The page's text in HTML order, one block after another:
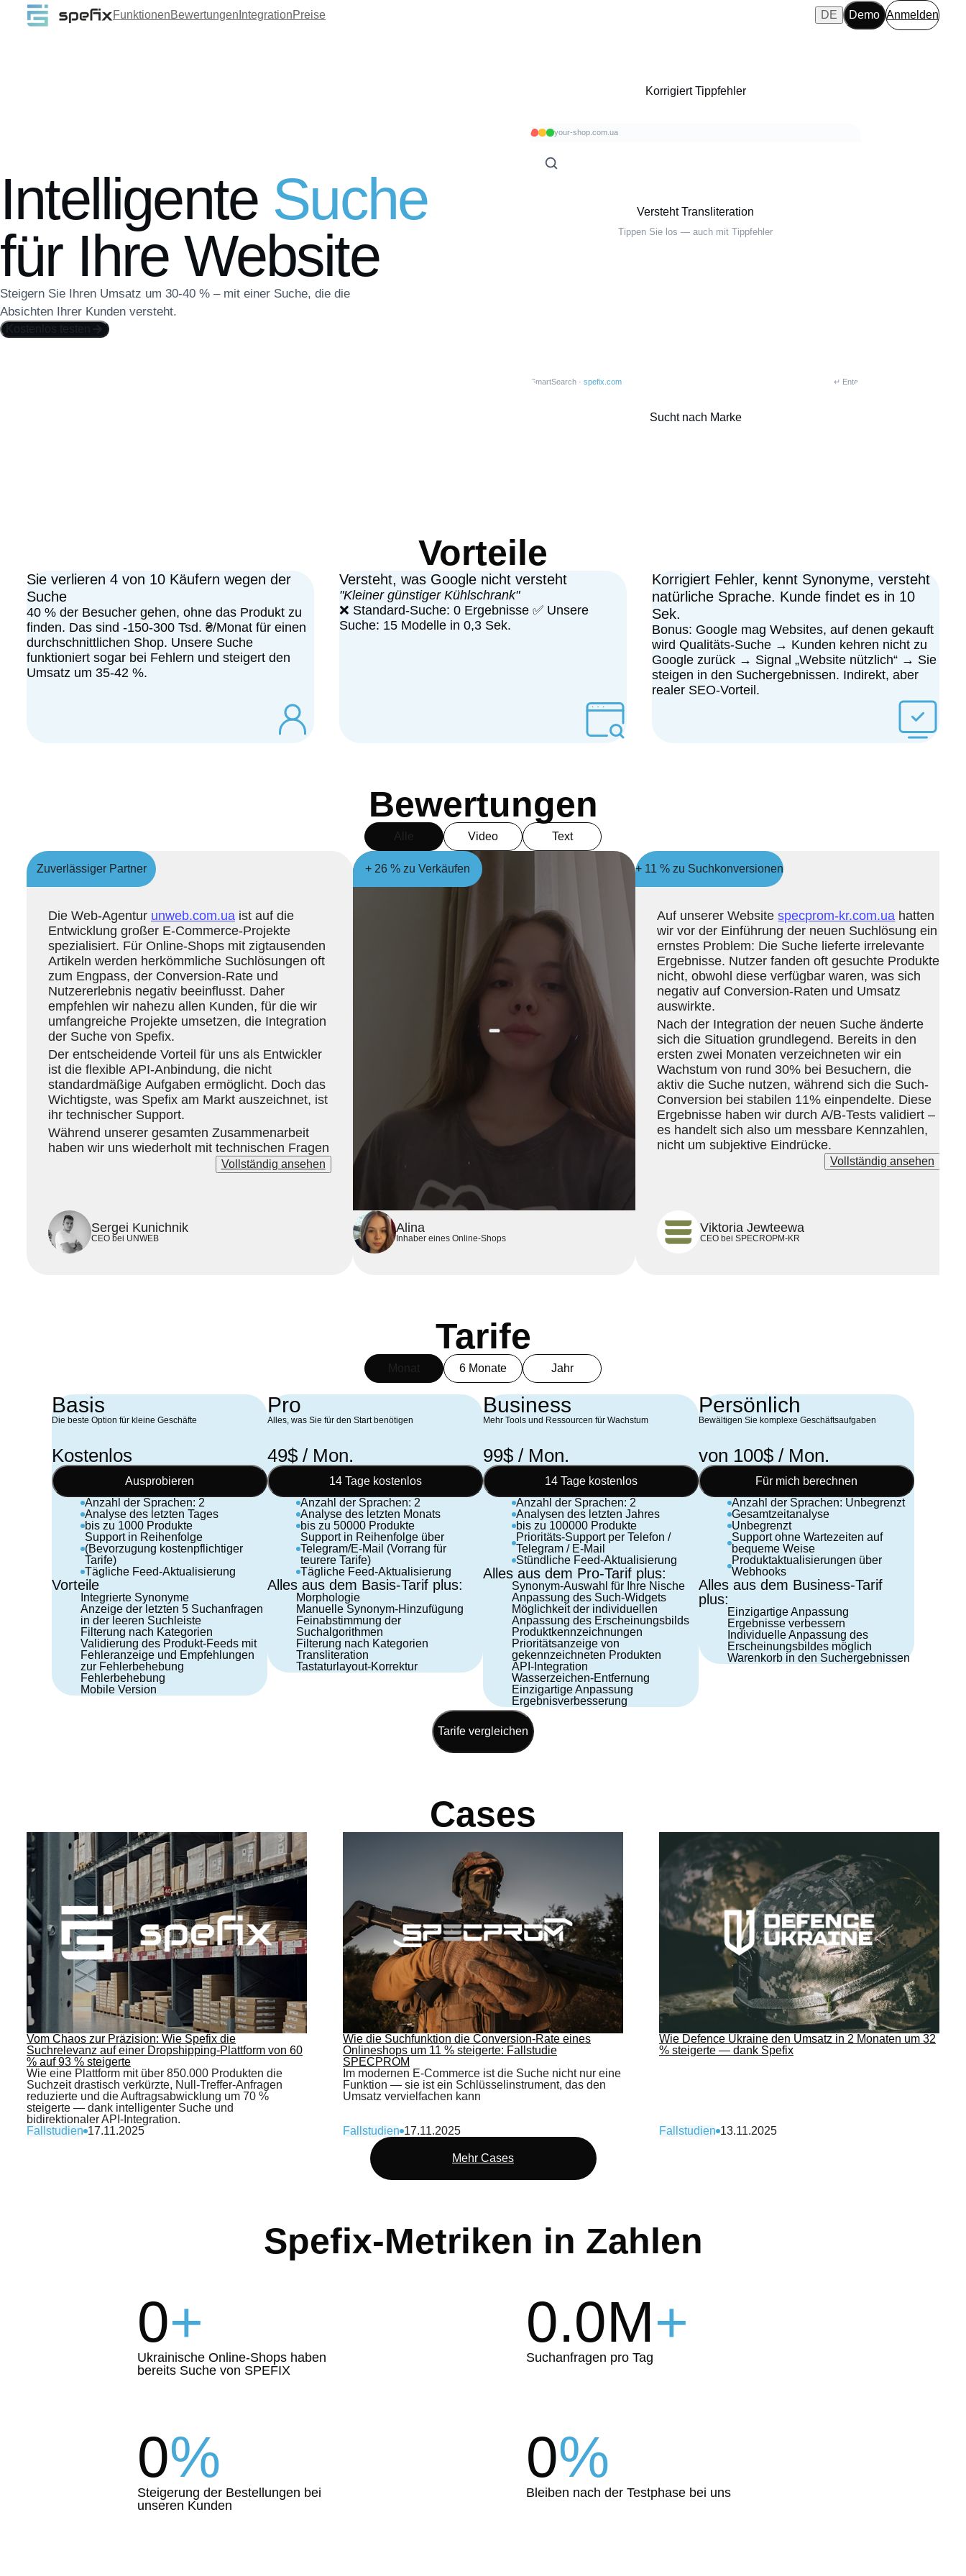
FunktionenBewertungen IntegrationPreise DE Demo Anmelden
Intelligente Suche
für Ihre Website
Steigern Sie Ihren Umsatz um 30-40 % – mit einer Suche, die die
Absichten Ihrer Kunden versteht.
Kostenlos testen
Korrigiert Tippfehler
Versteht Transliteration
Sucht nach Marke
your-shop.com.ua
Tippen Sie los — auch mit Tippfehler
SmartSearch · spefix.com ↵ Enter
Vorteile
Sie verlieren 4 von 10 Käufern wegen der
Suche
40 % der Besucher gehen, ohne das Produkt zu
finden. Das sind -150-300 Tsd. ₴/Monat für einen
durchschnittlichen Shop. Unsere Suche
funktioniert sogar bei Fehlern und steigert den
Umsatz um 35-42 %.
Versteht, was Google nicht versteht
"Kleiner günstiger Kühlschrank"
❌ Standard-Suche: 0 Ergebnisse ✅ Unsere
Suche: 15 Modelle in 0,3 Sek.
Korrigiert Fehler, kennt Synonyme, versteht
natürliche Sprache. Kunde findet es in 10
Sek.
Bonus: Google mag Websites, auf denen gekauft
wird Qualitäts-Suche → Kunden kehren nicht zu
Google zurück → Signal „Website nützlich“ → Sie
steigen in den Suchergebnissen. Indirekt, aber
realer SEO-Vorteil.
Bewertungen
Alle Video Text
Zuverlässiger Partner
Die Web-Agentur unweb.com.ua ist auf die
Entwicklung großer E-Commerce-Projekte
spezialisiert. Für Online-Shops mit zigtausenden
Artikeln werden herkömmliche Suchlösungen oft
zum Engpass, der Conversion-Rate und
Nutzererlebnis negativ beeinflusst. Daher
empfehlen wir nahezu allen Kunden, für die wir
umfangreiche Projekte umsetzen, die Integration
der Suche von Spefix.
Der entscheidende Vorteil für uns als Entwickler
ist die flexible API-Anbindung, die nicht
standardmäßige Aufgaben ermöglicht. Doch das
Wichtigste, was Spefix am Markt auszeichnet, ist
ihr technischer Support.
Während unserer gesamten Zusammenarbeit
haben wir uns wiederholt mit technischen Fragen
Bereitschaft, maßgeschneiderte Funktionen zu
entwickeln und Lösungen an die spezifischen
Bedürfnisse unserer Kunden anzupassen.
Dieses Engagement und diese Flexibilität sind
Vollständig ansehen
Sergei Kunichnik
CEO bei UNWEB
+ 26 % zu Verkäufen
Alina
Inhaber eines Online-Shops
+ 11 % zu Suchkonversionen
Auf unserer Websitespecprom-kr.com.ua
wir vor der Einführung der neuen Suchlösung ein
ernstes Problem: Die Suche lieferte irrelevante
Ergebnisse. Nutzer fanden oft gesuchte Produkte
nicht, obwohl diese verfügbar waren, was sich
negativ auf Conversion-Raten und Umsatz
auswirkte.
Nach der Integration der neuen Suche änderte
sich die Situation grundlegend. Bereits in den
ersten zwei Monaten verzeichneten wir ein
Wachstum von rund 30% bei Besuchern, die
aktiv die Suche nutzen, während sich die Such-
Conversion bei stabilen 11% einpendelte. Diese
Ergebnisse haben wir durch A/B-Tests validiert –
es handelt sich also um messbare Kennzahlen,
nicht um subjektive Eindrücke.
Aktuell zeigt die Suche auf unserer Seite99,9 %
Interaktion widerspiegelt.
Diese Erfahrung hat für uns erneut bewiesen:
Vollständig ansehen
Viktoria Jewteewa
CEO bei SPECROPM-KR
Tarife
Monat 6 Monate Jahr
Basis
Die beste Option für kleine Geschäfte
Kostenlos
Ausprobieren
Anzahl der Sprachen: 2
Analyse des letzten Tages
bis zu 1000 Produkte
Support in Reihenfolge
(Bevorzugung kostenpflichtiger
Tarife)
Tägliche Feed-Aktualisierung
Vorteile
Integrierte Synonyme
Anzeige der letzten 5 Suchanfragen
in der leeren Suchleiste
Filterung nach Kategorien
Validierung des Produkt-Feeds mit
Fehleranzeige und Empfehlungen
zur Fehlerbehebung
Fehlerbehebung
Mobile Version
Pro
Alles, was Sie für den Start benötigen
49$ / Mon.
14 Tage kostenlos
Anzahl der Sprachen: 2
Analyse des letzten Monats
bis zu 50000 Produkte
Support in Reihenfolge über
Telegram/E-Mail (Vorrang für
teurere Tarife)
Tägliche Feed-Aktualisierung
Alles aus dem Basis-Tarif plus:
Morphologie
Manuelle Synonym-Hinzufügung
Feinabstimmung der
Suchalgorithmen
Filterung nach Kategorien
Transliteration
Tastaturlayout-Korrektur
Business
Mehr Tools und Ressourcen für Wachstum
99$ / Mon.
14 Tage kostenlos
Anzahl der Sprachen: 2
Analysen des letzten Jahres
bis zu 100000 Produkte
Prioritäts-Support per Telefon /
Telegram / E-Mail
Stündliche Feed-Aktualisierung
Alles aus dem Pro-Tarif plus:
Synonym-Auswahl für Ihre Nische
Anpassung des Such-Widgets
Möglichkeit der individuellen
Anpassung des Erscheinungsbilds
Produktkennzeichnungen
Prioritätsanzeige von
gekennzeichneten Produkten
API-Integration
Wasserzeichen-Entfernung
Einzigartige Anpassung
Ergebnisverbesserung
Persönlich
Bewältigen Sie komplexe Geschäftsaufgaben
von 100$ / Mon.
Für mich berechnen
Anzahl der Sprachen: Unbegrenzt
Gesamtzeitanalyse
Unbegrenzt
Support ohne Wartezeiten auf
bequeme Weise
Produktaktualisierungen über
Webhooks
Alles aus dem Business-Tarif
plus:
Einzigartige Anpassung
Ergebnisse verbessern
Individuelle Anpassung des
Erscheinungsbildes möglich
Warenkorb in den Suchergebnissen
Tarife vergleichen
Cases
Vom Chaos zur Präzision: Wie Spefix die
Suchrelevanz auf einer Dropshipping-Plattform von 60
% auf 93 % steigerte
Wie eine Plattform mit über 850.000 Produkten die
Suchzeit drastisch verkürzte, Null-Treffer-Anfragen
reduzierte und die Auftragsabwicklung um 70 %
steigerte — dank intelligenter Suche und
bidirektionaler API-Integration.
Fallstudien 17.11.2025
Wie die Suchfunktion die Conversion-Rate eines
Onlineshops um 11 % steigerte: Fallstudie
SPECPROM
Im modernen E-Commerce ist die Suche nicht nur eine
Funktion — sie ist ein Schlüsselinstrument, das den
Umsatz vervielfachen kann
Fallstudien 17.11.2025
Wie Defence Ukraine den Umsatz in 2 Monaten um 32
% steigerte — dank Spefix
Fallstudien 13.11.2025
Mehr Cases
Spefix-Metriken in Zahlen
0+
Ukrainische Online-Shops haben
bereits Suche von SPEFIX
0.0M+
Suchanfragen pro Tag
0%
Steigerung der Bestellungen bei
unseren Kunden
0%
Bleiben nach der Testphase bei uns